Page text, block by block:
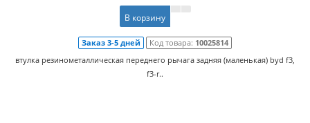
В корзину
Заказ 3-5 дней Код товара: 10025814
втулка резинометаллическая переднего рычага задняя (маленькая) byd f3,
f3-r..